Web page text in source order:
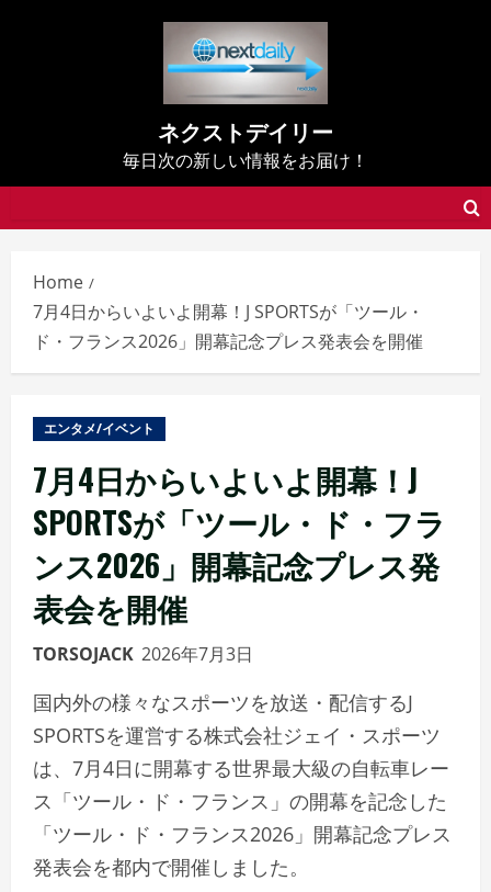
ネクストデイリー
毎日次の新しい情報をお届け！
Home
7月4日からいよいよ開幕！J SPORTSが「ツール・
ド・フランス2026」開幕記念プレス発表会を開催
エンタメ/イベント
7月4日からいよいよ開幕！J
SPORTSが「ツール・ド・フラ
ンス2026」開幕記念プレス発
表会を開催
TORSOJACK 2026年7月3日
国内外の様々なスポーツを放送・配信するJ
SPORTSを運営する株式会社ジェイ・スポーツ
は、7月4日に開幕する世界最大級の自転車レー
ス「ツール・ド・フランス」の開幕を記念した
「ツール・ド・フランス2026」開幕記念プレス
発表会を都内で開催しました。